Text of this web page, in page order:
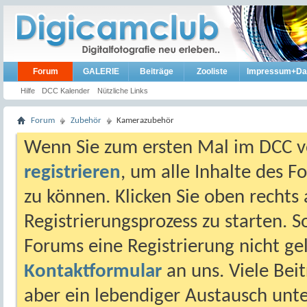
Forum
Hilfe DCC Kalender Nützliche Links
GALERIE Beiträge Zooliste
Forum Zubehör Kamerazubehör
Wenn Sie zum ersten Mal im DCC
registrieren, um alle Inhalte des
zu können. Klicken Sie oben
Registrierungsprozess zu starten.
Forums eine Registrierung nicht
Kontaktformular an uns. Viele
aber ein lebendiger Austausch